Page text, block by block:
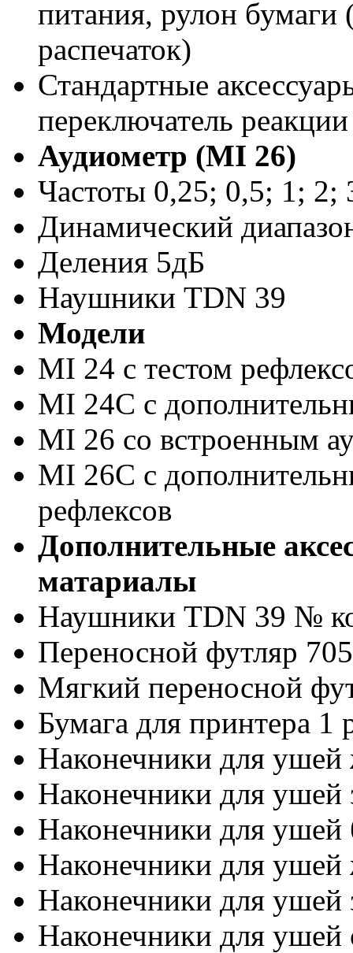
питания, рулон бумаги
распечаток)
Стандартные
переключатель
Аудиометр (MI 26)
Частоты 0,25; 0,5; 1; 2;
Динамический
Деления 5дБ
Наушники TDN 39
Модели
MI 24 с тестом
MI 24С с
MI 26 со встроенным
MI 26С с
рефлексов
Дополнительные
матариалы
Наушники TDN 39 №
Переносной футляр
Мягкий переносной
Бумага для принтера 1
Наконечники для
Наконечники для ушей
Наконечники для
Наконечники для
Наконечники для ушей
Наконечники для